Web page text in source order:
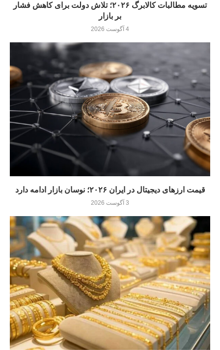
تسویه مطالبات کالابرگ ۲۰۲۶؛ تلاش دولت برای کاهش فشار
بر بازار
4 آگوست 2026
قیمت ارزهای دیجیتال در ایران ۲۰۲۶؛ نوسان بازار ادامه دارد
3 آگوست 2026